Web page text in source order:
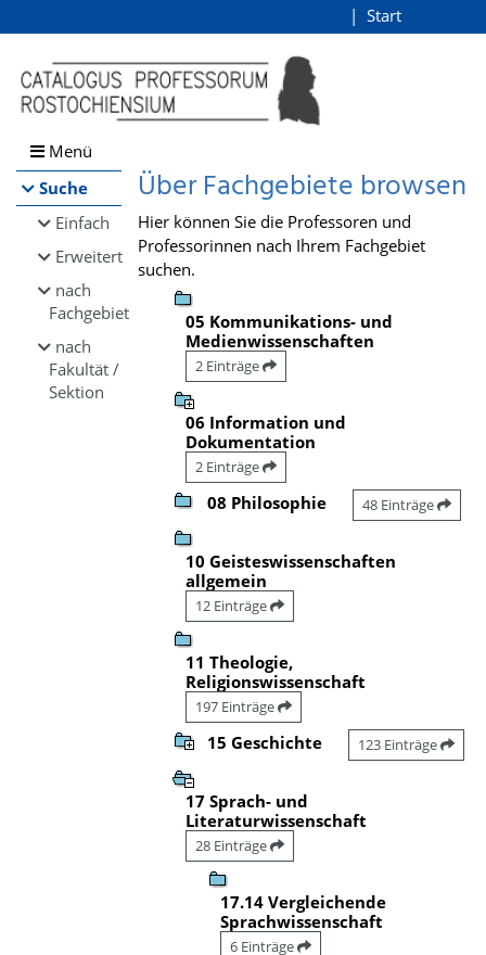
Browsen
direkt zum Inhalt
Start
Menü
Suche
Einfach
Erweitert
nach
Fachgebiet
nach
Fakultät /
Sektion
Über Fachgebiete browsen
Hier können Sie die Professoren und
Professorinnen nach Ihrem Fachgebiet
suchen.
05 Kommunikations- und
Medienwissenschaften
2 Einträge
06 Information und
Dokumentation
2 Einträge
08 Philosophie 48 Einträge
10 Geisteswissenschaften
allgemein
12 Einträge
11 Theologie,
Religionswissenschaft
197 Einträge
15 Geschichte 123 Einträge
17 Sprach- und
Literaturwissenschaft
28 Einträge
17.14 Vergleichende
Sprachwissenschaft
6 Einträge